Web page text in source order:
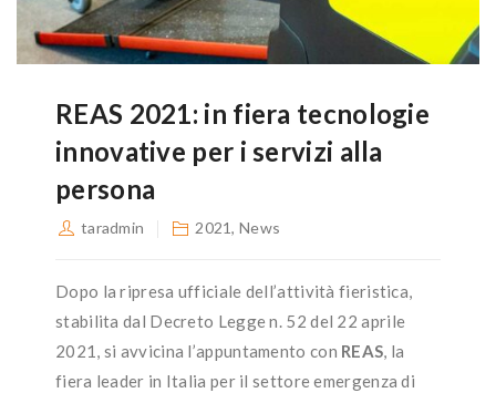
REAS 2021: in fiera tecnologie
innovative per i servizi alla
persona
taradmin 2021,News
Dopo la ripresa ufficiale dell’attività fieristica,
stabilita dal Decreto Legge n. 52 del 22 aprile
2021, si avvicina l’appuntamento con REAS, la
fiera leader in Italia per il settore emergenza di